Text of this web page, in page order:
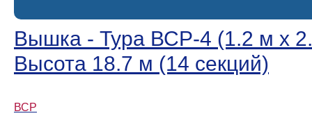
Вышка - Тура ВСР-4 (1.2 м х
Высота 18.7 м (14 секций)
ВСР